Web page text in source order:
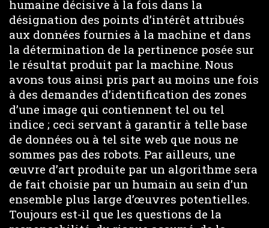
humaine décisive à la fois dans la
désignation des points d’intérêt attribués
aux données fournies à la machine et dans
la détermination de la pertinence posée sur
le résultat produit par la machine. Nous
avons tous ainsi pris part au moins une fois
à des demandes d’identification des zones
d’une image qui contiennent tel ou tel
indice ; ceci servant à garantir à telle base
de données ou à tel site web que nous ne
sommes pas des robots. Par ailleurs, une
œuvre d’art produite par un algorithme sera
de fait choisie par un humain au sein d’un
ensemble plus large d’œuvres potentielles.
Toujours est-il que les questions de la